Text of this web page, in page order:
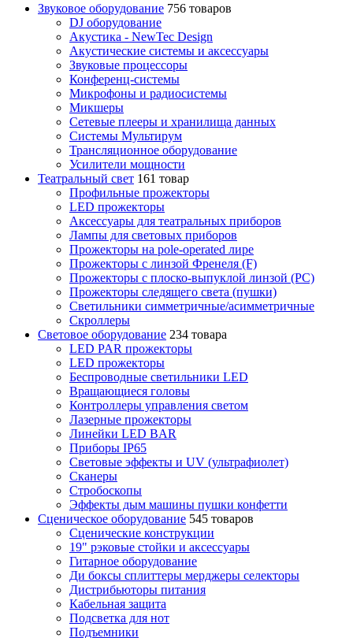
Звуковое оборудование 756 товаров
DJ оборудование
Акустика - NewTec Design
Акустические системы и аксессуары
Звуковые процессоры
Конференц-системы
Микрофоны и радиосистемы
Микшеры
Сетевые плееры и хранилища данных
Системы Мультирум
Трансляционное оборудование
Усилители мощности
Театральный свет 161 товар
Профильные прожекторы
LED прожекторы
Аксессуары для театральных приборов
Лампы для световых приборов
Прожекторы на pole-operated лире
Прожекторы с линзой Френеля (F)
Прожекторы с плоско-выпуклой линзой (PC)
Прожекторы следящего света (пушки)
Светильники симметричные/асимметричные
Скроллеры
Световое оборудование 234 товара
LED PAR прожекторы
LED прожекторы
Беспроводные светильники LED
Вращающиеся головы
Контроллеры управления светом
Лазерные прожекторы
Линейки LED BAR
Приборы IP65
Световые эффекты и UV (ультрафиолет)
Сканеры
Стробоскопы
Эффекты дым машины пушки конфетти
Сценическое оборудование 545 товаров
Сценические конструкции
19" рэковые стойки и аксесcуары
Гитарное оборудование
Ди боксы сплиттеры мерджеры селекторы
Дистрибьюторы питания
Кабельная защита
Подсветка для нот
Подъемники